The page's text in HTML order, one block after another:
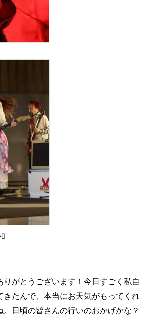
りがとうございます！今日すごく私自
きたんで、本当にお天気がもってくれ
日頃の皆さんの行いのおかげかな？